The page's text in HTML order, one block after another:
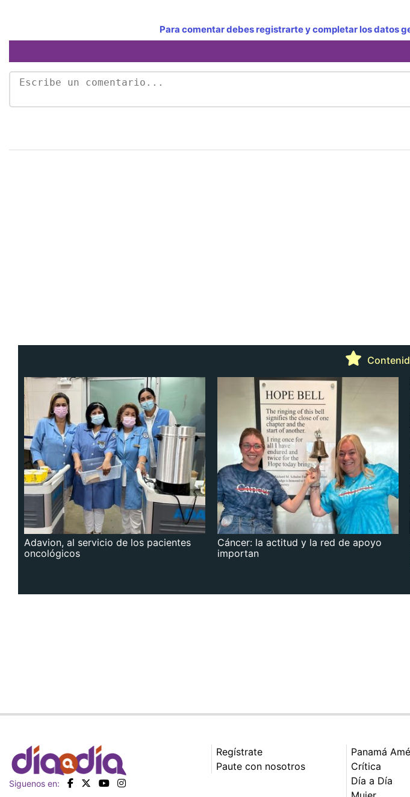
Para comentar debes registrarte y completar los datos
Adavion, al servicio de los pacientes
oncológicos
Cáncer: la actitud y la red de apoyo
importan
Siguenos en:
Regístrate
Paute con nosotros
Panamá
Crítica
Día a Día